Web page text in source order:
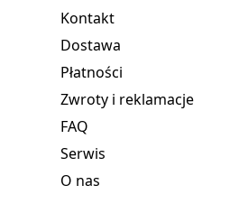
Kontakt
Dostawa
Płatności
Zwroty i reklamacje
FAQ
Serwis
O nas